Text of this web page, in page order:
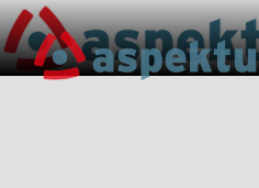
Skip
to
the